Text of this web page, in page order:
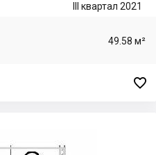
III квартал 2021
49.58 м²
